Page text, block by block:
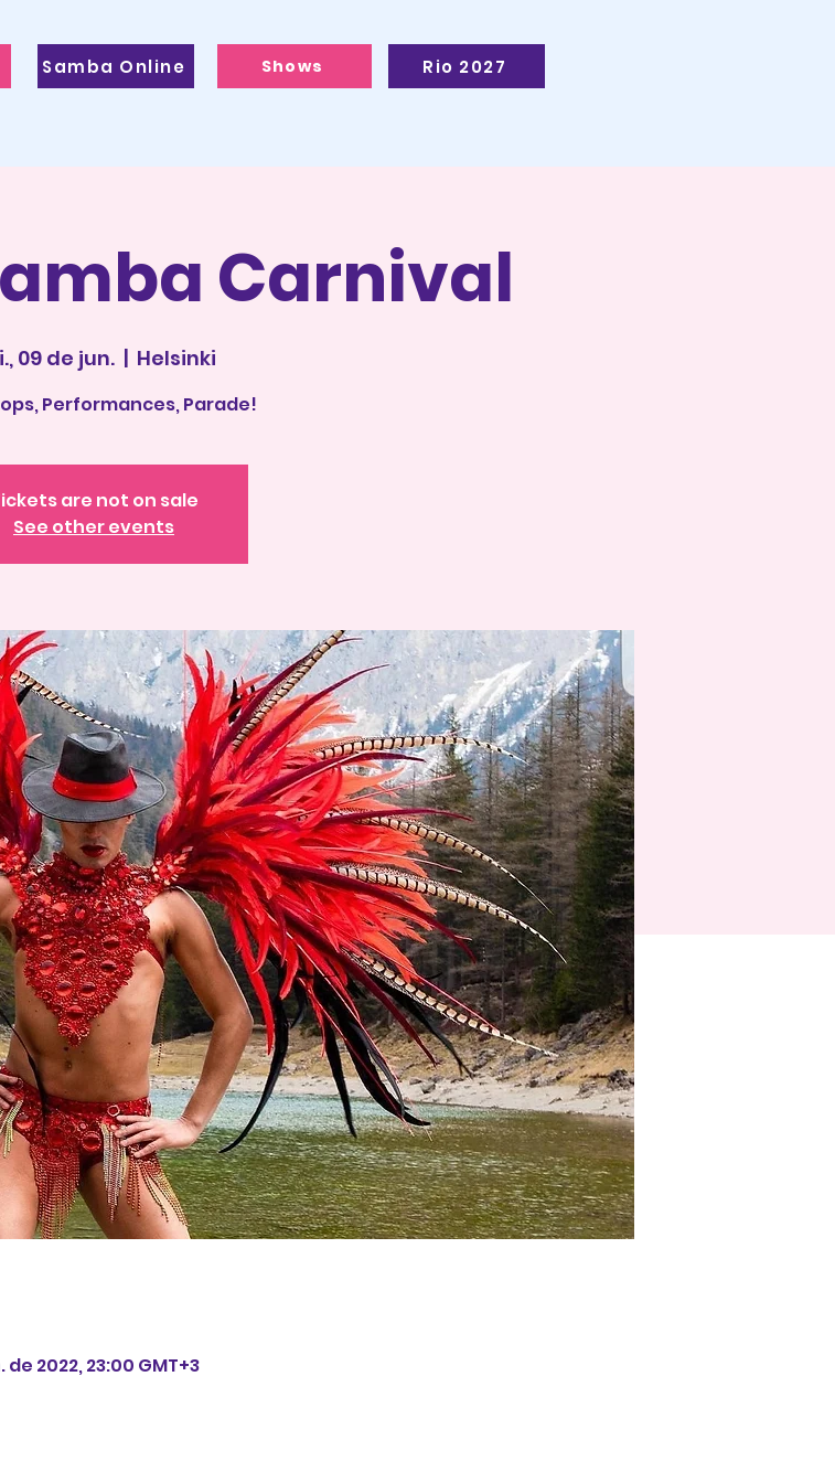
Samba Online Shows Rio 2027
Carnival
09 de jun.
  |
Helsinki
Performances, Parade!
are not on sale
See other events
de 2022, 23:00 GMT+3